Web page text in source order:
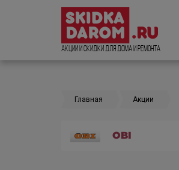
Акции и Скидки для дома и ремонта
Главная Акции
OBI